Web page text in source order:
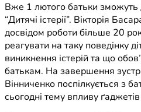
Вже 1 лютого батьки зможуть
“Дитячі істерії”. Вікторія
досвідом роботи більше 20
реагувати на таку поведінку
виникнення істерій та що
батькам. На завершення
Вінниченко поспілкується з
сьогодні тему впливу